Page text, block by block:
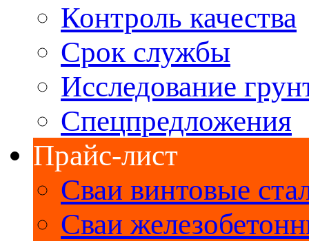
Контроль качества
Срок службы
Исследование
Спецпредложения
Прайс-лист
Сваи винтовые
Сваи